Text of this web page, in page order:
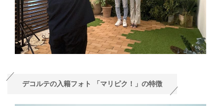
デコルテの入籍フォト 「マリピク！」の特徴‬